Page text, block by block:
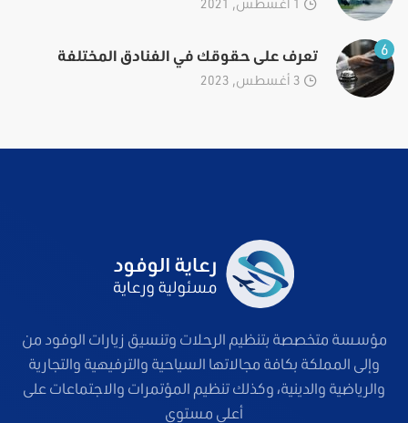
6 تعرف على حقوقك في الفنادق المختلفة
مؤسسة متخصصة بتنظيم الرحلات وتنسيق زيارات الوفود من
وإلى المملكة بكافة مجالاتها السياحية والترفيهية والتجارية
والرياضية والدينية، وكذلك تنظيم المؤتمرات والاجتماعات على
أعلى مستوى